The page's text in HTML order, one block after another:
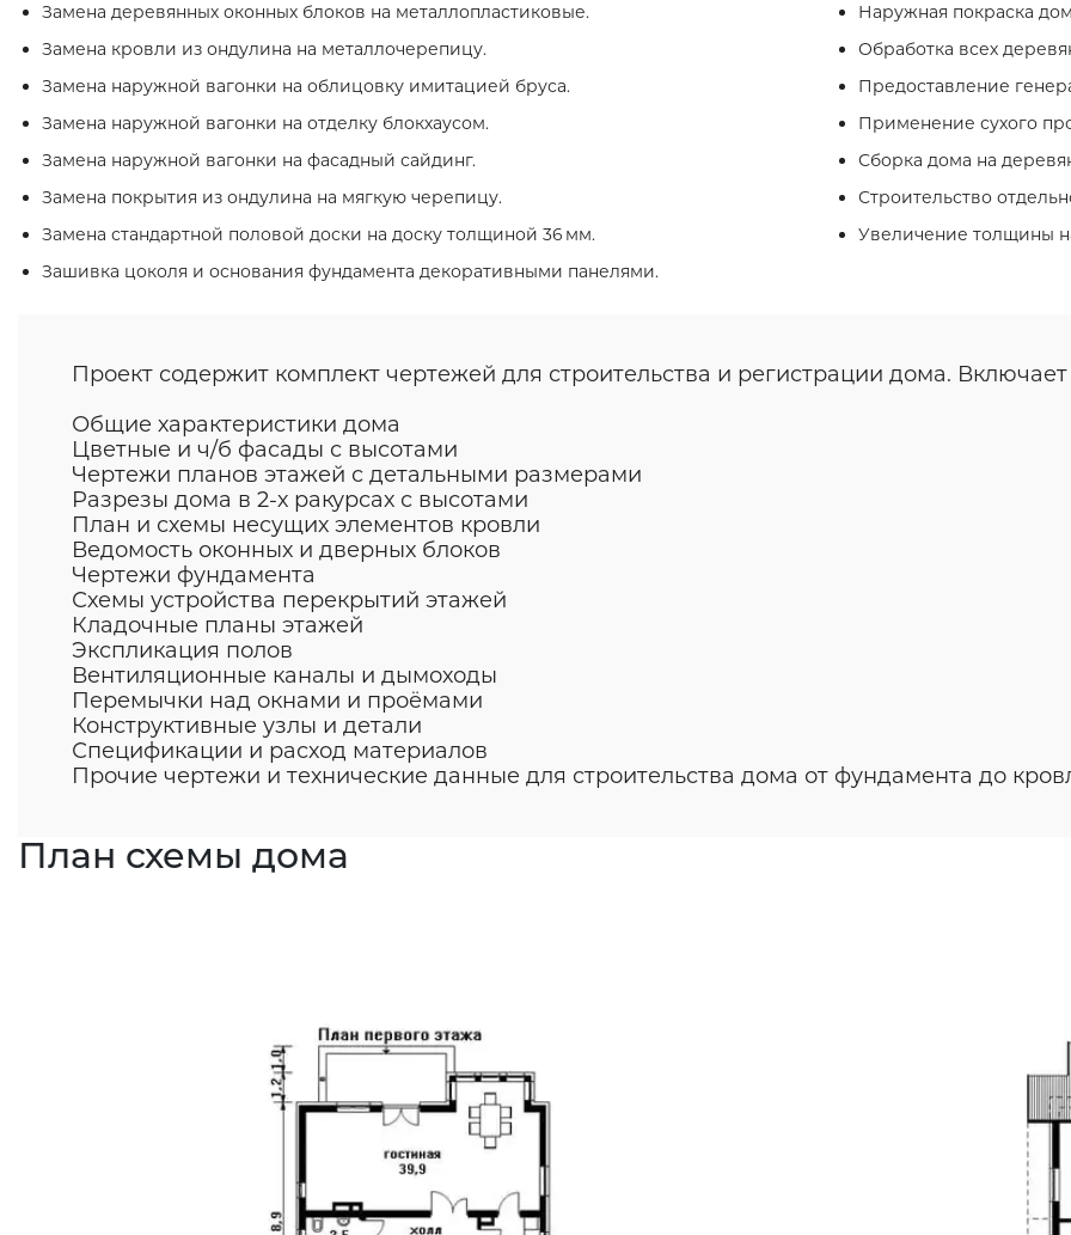
Замена деревянных оконных блоков на металлопластиковые.
Замена кровли из ондулина на металлочерепицу.
Замена наружной вагонки на облицовку имитацией бруса.
Замена наружной вагонки на отделку блокхаусом.
Замена наружной вагонки на фасадный сайдинг.
Замена покрытия из ондулина на мягкую черепицу.
Замена стандартной половой доски на доску толщиной 36 мм.
Зашивка цоколя и основания фундамента декоративными панелями.
Наружная покраска
Обработка всех
Предоставление
Применение сухого
Сборка дома на
Строительство
Увеличение толщины
Проект содержит комплект чертежей для строительства и регистрации дома.
Общие характеристики дома
Цветные и ч/б фасады с высотами
Чертежи планов этажей с детальными размерами
Разрезы дома в 2-х ракурсах с высотами
План и схемы несущих элементов кровли
Ведомость оконных и дверных блоков
Чертежи фундамента
Схемы устройства перекрытий этажей
Кладочные планы этажей
Экспликация полов
Вентиляционные каналы и дымоходы
Перемычки над окнами и проёмами
Конструктивные узлы и детали
Спецификации и расход материалов
Прочие чертежи и технические данные для строительства дома от фундамента до
План схемы дома